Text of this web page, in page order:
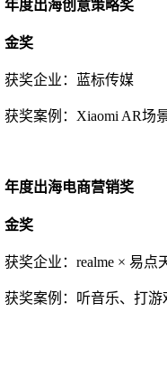
年度出海创意策略奖
金奖
获奖企业： 蓝标传媒
获奖案例： Xiaomi AR场
年度出海电商营销奖
金奖
获奖企业： realme × 易点
获奖案例：听音乐、打游